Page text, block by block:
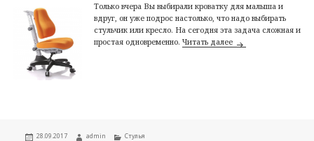
Только вчера Вы выбирали кроватку для малыша и
вдруг, он уже подрос настолько, что надо выбирать
стульчик или кресло. На сегодня эта задача сложная и
простая одновременно.Читать далее Быстро и легко
Опубликовано
28.09.2017 Автор
admin Рубрики
Стулья